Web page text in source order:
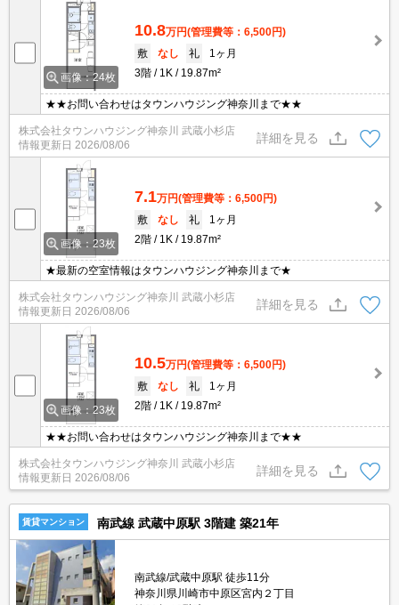
画像：24枚
10.8万円(管理費等：6,500円)
敷
なし 礼
1ヶ月
3階
1K 19.87m²
★★お問い合わせはタウンハウジング神奈川まで★★
株式会社タウンハウジング神奈川 武蔵小杉店
情報更新日 2026/08/06
詳細を見る
画像：23枚
7.1万円(管理費等：6,500円)
敷
なし 礼
1ヶ月
2階
1K 19.87m²
★最新の空室情報はタウンハウジング神奈川まで★
株式会社タウンハウジング神奈川 武蔵小杉店
情報更新日 2026/08/06
詳細を見る
画像：23枚
10.5万円(管理費等：6,500円)
敷
なし 礼
1ヶ月
2階
1K 19.87m²
★★お問い合わせはタウンハウジング神奈川まで★★
株式会社タウンハウジング神奈川 武蔵小杉店
情報更新日 2026/08/06
詳細を見る
賃貸マンション 南武線 武蔵中原駅 3階建 築21年
南武線/武蔵中原駅 徒歩11分
神奈川県川崎市中原区宮内２丁目